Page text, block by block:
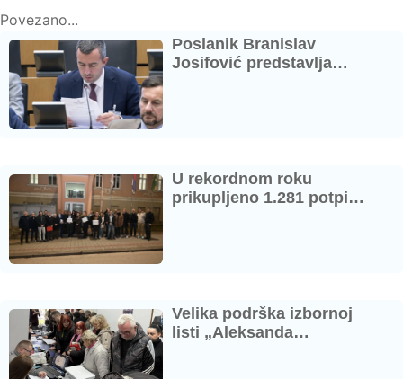
Povezano...
Poslanik Branislav
Josifović predstavlja…
U rekordnom roku
prikupljeno 1.281 potpi…
Velika podrška izbornoj
listi „Aleksanda…